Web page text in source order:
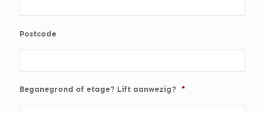
Postcode
Beganegrond of etage? Lift aanwezig? *